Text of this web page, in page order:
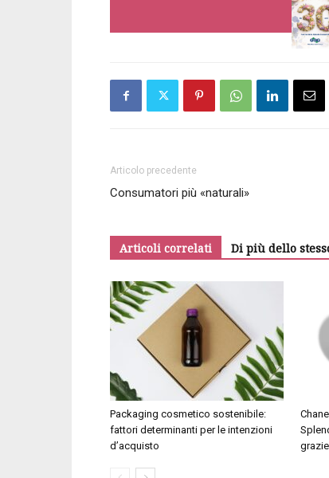
Articolo precedente
Consumatori più «naturali»
Articoli correlati Di più dello
Packaging cosmetico sostenibile:
fattori determinanti per le intenzioni
d’acquisto